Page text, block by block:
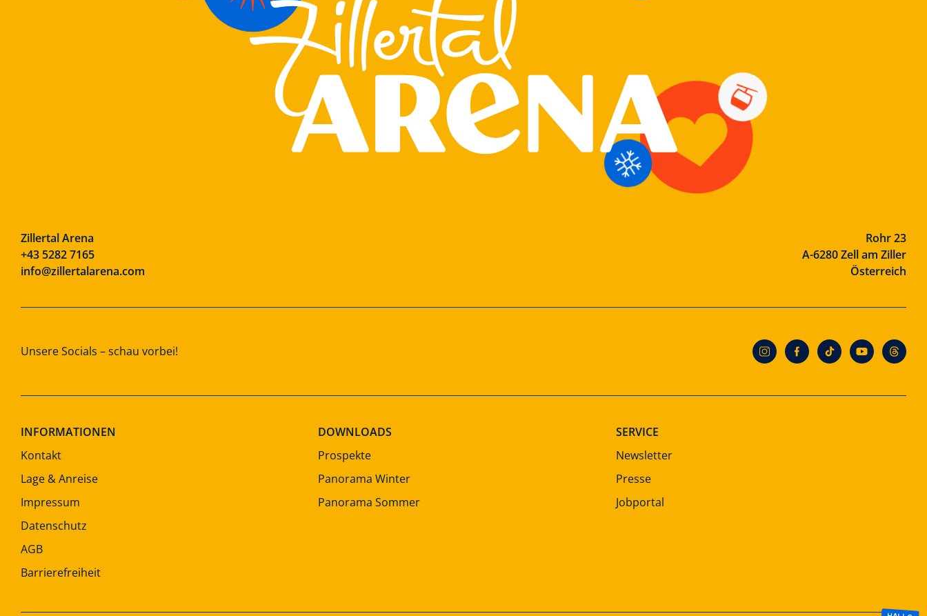
Zillertal Arena
+43 5282 7165
info@zillertalarena.com
Rohr 23
A-6280 Zell am Ziller
Österreich
Unsere Socials – schau vorbei!
INFORMATIONEN
Kontakt
Lage & Anreise
Impressum
Datenschutz
AGB
Barrierefreiheit
DOWNLOADS
Prospekte
Panorama Winter
Panorama Sommer
SERVICE
Newsletter
Presse
Jobportal